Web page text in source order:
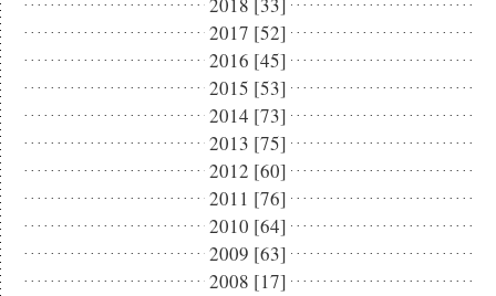
2018 [33]
2017 [52]
2016 [45]
2015 [53]
2014 [73]
2013 [75]
2012 [60]
2011 [76]
2010 [64]
2009 [63]
2008 [17]